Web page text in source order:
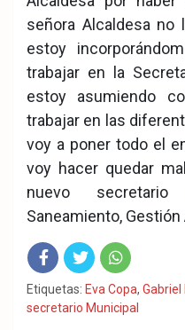
señora Alcaldesa
estoy
trabajar en la
estoy asumiendo
trabajar en las
voy a poner todo el
voy hacer quedar
nuevo
Saneamiento,
Fac Twit Wha
tsA
Etiquetas: Eva Copa, Gabriel
secretario Municipal